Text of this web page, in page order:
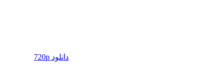
دانلود 720p